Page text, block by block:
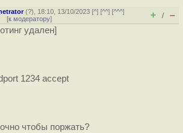
(?), 18:10, 13/10/2023 [^] [^^] [^^^]
[к модератору] + / –
удален]
1234 accept
чтобы поржать?